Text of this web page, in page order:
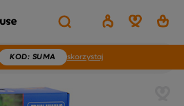
KOD: SUMA skorzystaj